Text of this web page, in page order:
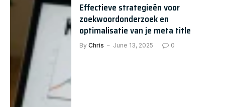
Effectieve strategieën voor
zoekwoordonderzoek en
optimalisatie van je meta title
By Chris June 13, 2025 0